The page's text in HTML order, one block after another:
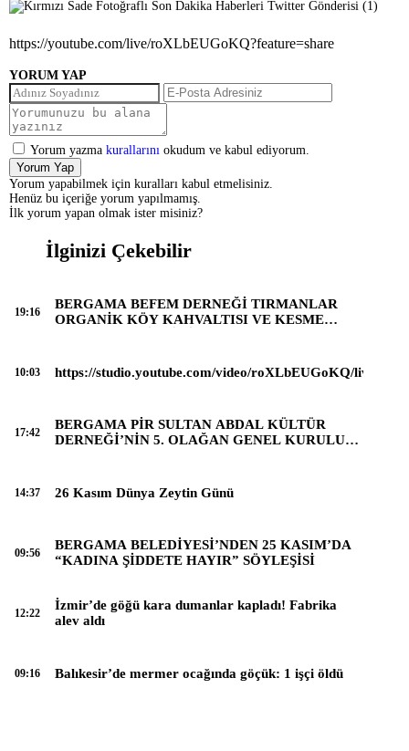
https://youtube.com/live/roXLbEUGoKQ?feature=share
YORUM YAP
Yorum yazma kurallarını okudum ve kabul ediyorum.
Yorum Yap
Yorum yapabilmek için kuralları kabul etmelisiniz.
Henüz bu içeriğe yorum yapılmamış.
İlk yorum yapan olmak ister misiniz?
İlginizi Çekebilir
BERGAMA BEFEM DERNEĞİ TIRMANLAR
ORGANİK KÖY KAHVALTISI VE KESME
19:16
https://studio.youtube.com/video/roXLbEUGoKQ/
10:03
BERGAMA PİR SULTAN ABDAL KÜLTÜR
DERNEĞİ’NİN 5. OLAĞAN GENEL KURULU
17:42
26 Kasım Dünya Zeytin Günü
14:37
BERGAMA BELEDİYESİ’NDEN 25 KASIM’DA
“KADINA ŞİDDETE HAYIR” SÖYLEŞİSİ
09:56
İzmir’de göğü kara dumanlar kapladı! Fabrika
alev aldı
12:22
Balıkesir’de mermer ocağında göçük: 1 işçi öldü
09:16